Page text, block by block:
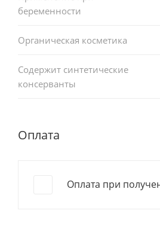
беременности
Органическая косметика
Содержит синтетические
консерванты
Оплата
Оплата при